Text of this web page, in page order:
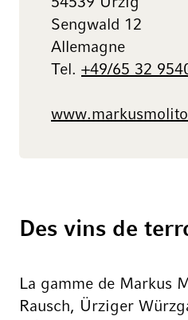
54539 Ürzig
Sengwald 12
Allemagne
Tel. +49/65 32
Des vins de
La gamme de Markus
Rausch, Ürziger